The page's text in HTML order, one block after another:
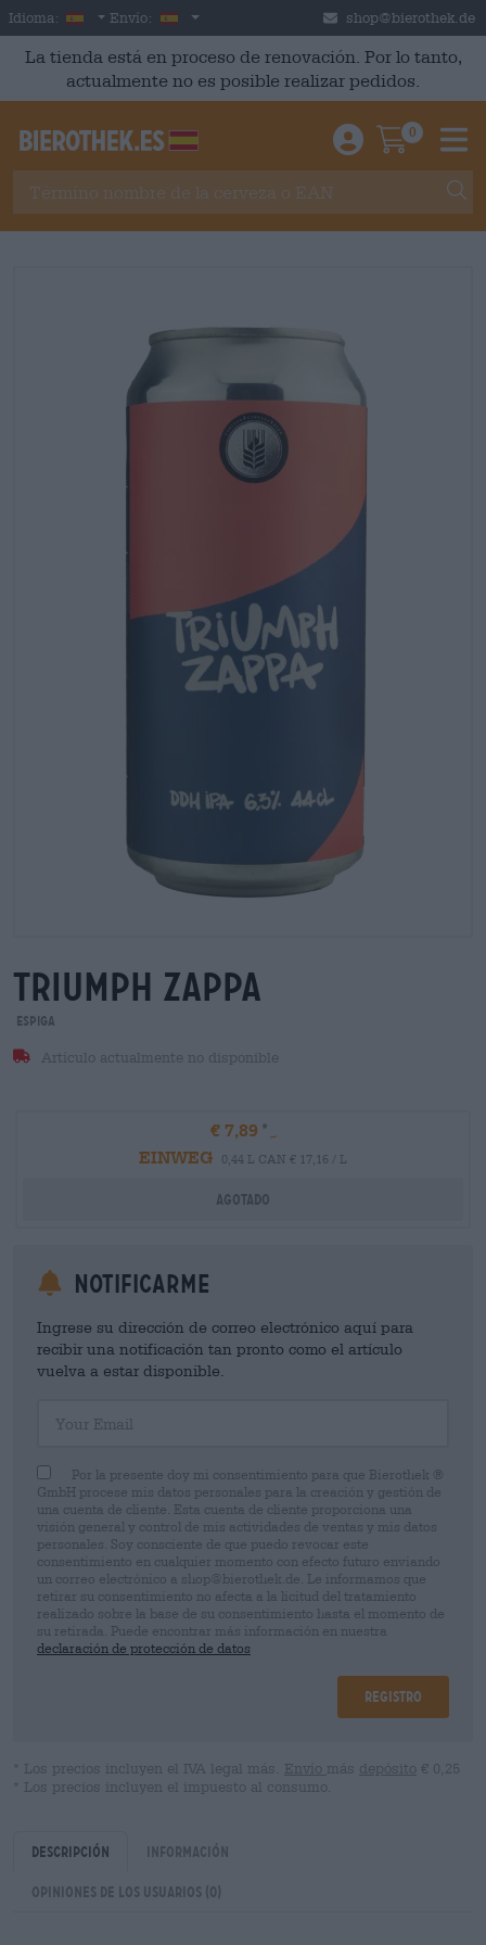
Skip to main content
Idioma: Spanish
Envío: España shop@bierothek.de
La tienda está en proceso de renovación. Por lo tanto,
actualmente no es posible realizar pedidos.
Einloggen /
0
triumph zappa
Espiga
Artículo actualmente no disponible
€ 7,89
EINWEG
0,44 L CAN € 17,16 / L
Agotado
Notificarme
Ingrese su dirección de correo electrónico aquí para
recibir una notificación tan pronto como el artículo
vuelva a estar disponible.
Por la presente doy mi consentimiento para que Bierothek ®
GmbH procese mis datos personales para la creación y gestión de
una cuenta de cliente. Esta cuenta de cliente proporciona una
visión general y control de mis actividades de ventas y mis datos
personales. Soy consciente de que puedo revocar este
consentimiento en cualquier momento con efecto futuro enviando
un correo electrónico a shop@bierothek.de. Le informamos que
retirar su consentimiento no afecta a la licitud del tratamiento
realizado sobre la base de su consentimiento hasta el momento de
su retirada. Puede encontrar más información en nuestra
declaración de protección de datos
Registro
* Los precios incluyen el IVA legal más. Envío más depósito € 0,25
* Los precios incluyen el impuesto al consumo.
Descripción Información
Opiniones de los usuarios (0)